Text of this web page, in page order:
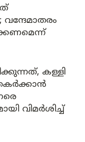
കള്ളി
വിമർശിച്ച്